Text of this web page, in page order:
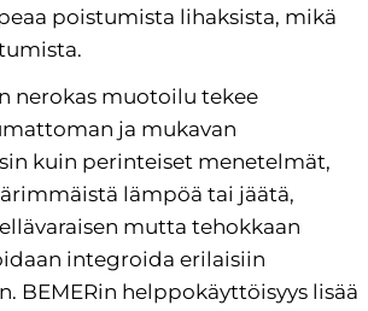
poistumista lihaksista, mikä
nerokas muotoilu tekee
ja mukavan
kuin perinteiset menetelmät,
lämpöä tai jäätä,
mutta tehokkaan
integroida erilaisiin
BEMERin helppokäyttöisyys lisää